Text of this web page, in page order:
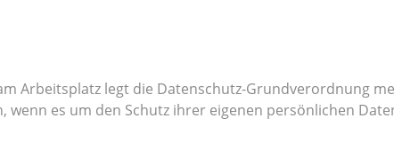
Arbeitsplatz legt die Datenschutz-Grundverordnung
es um den Schutz ihrer eigenen persönlichen